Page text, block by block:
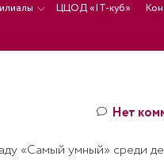
ЦЦОД «IT-куб»
Нет
«Самый умный» среди